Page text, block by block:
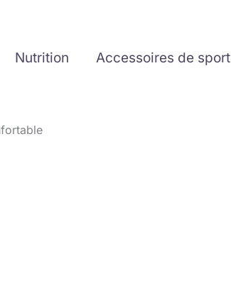
Nutrition Accessoires de sport